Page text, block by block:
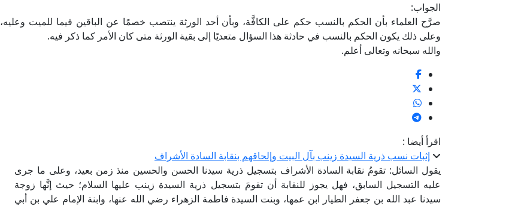
الجواب:
صرَّح العلماء بأن الحكم بالنسب حكم على الكافَّة، وبأن أحد الورثة ينتصب خصمًا عن الباقين فيما للميت وعليه،
وعلى ذلك يكون الحكم بالنسب في حادثة هذا السؤال متعديًا إلى بقية الورثة متى كان الأمر كما ذكر فيه.
والله سبحانه وتعالى أعلم.
اقرأ أيضا :
إثبات نسب ذرية السيدة زينب بآل البيت وإلحاقهم بنقابة السادة الأشراف
يقول السائل: تقومُ نقابة السادة الأشراف بتسجيل ذرية سيدنا الحسن والحسين منذ زمن بعيد، وعلى ما جرى
عليه التسجيل السابق، فهل يجوز للنقابة أن تقومَ بتسجيل ذرية السيدة زينب عليها السلام؛ حيث إنَّها زوجة
سيدنا عبد الله بن جعفر الطيار ابن عمها، وبنت السيدة فاطمة الزهراء رضي الله عنها، وابنة الإمام علي بن أبي